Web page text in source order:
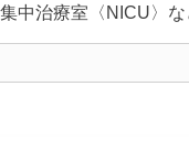
中治療室〈NICU〉な